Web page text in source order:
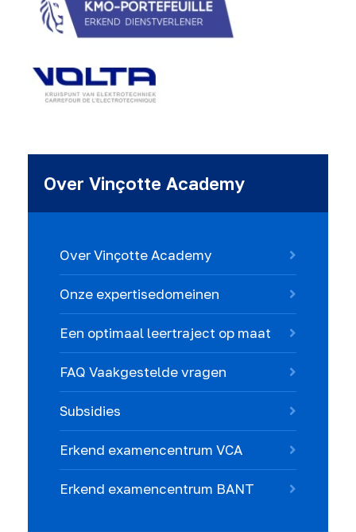
Over Vinçotte Academy
Over Vinçotte Academy
Onze expertisedomeinen
Een optimaal leertraject op maat
FAQ Vaakgestelde vragen
Subsidies
Erkend examencentrum VCA
Erkend examencentrum BANT